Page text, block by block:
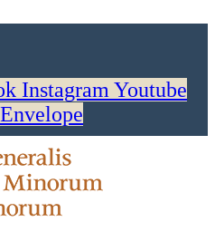
Instagram Youtube
Envelope